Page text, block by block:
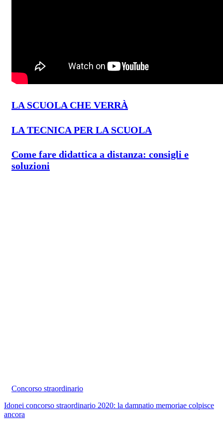
LA SCUOLA CHE VERRÀ
LA TECNICA PER LA SCUOLA
Come fare didattica a distanza: consigli e
soluzioni
Concorso straordinario
Idonei concorso straordinario 2020: la damnatio memoriae colpisce
ancora